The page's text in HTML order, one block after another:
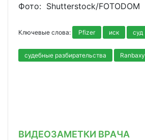
Фото: Shutterstock/FOTODOM
Ключевые слова: Pfizer иск суд
судебные разбирательства Ranbaxy
ВИДЕОЗАМЕТКИ ВРАЧА